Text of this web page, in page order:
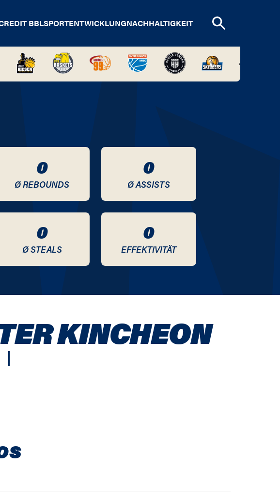
BBLSPORTENTWICKLUNGNACHHALTIGKEIT
0
Ø REBOUNDS
0
Ø ASSISTS
0
Ø STEALS
0
EFFEKTIVITÄT
KINCHEON
|